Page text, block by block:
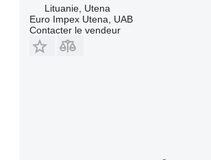
Lituanie, Utena
Euro Impex Utena, UAB
Contacter le vendeur